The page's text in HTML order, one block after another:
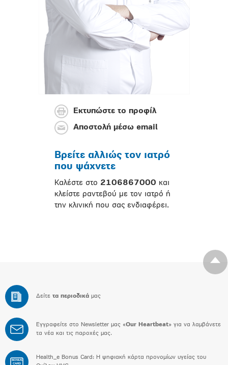
Εκτυπώστε το προφίλ
Αποστολή μέσω email
Βρείτε αλλιώς τον ιατρό
που ψάχνετε
Καλέστε στο 2106867000 και
κλείστε ραντεβού με τον ιατρό ή
την κλινική που σας ενδιαφέρει.
Δείτε τα περιοδικά μας
Εγγραφείτε στο Newsletter μας «Our Heartbeat» για να λαμβάνετε
τα νέα και τις παροχές μας.
BONUS
CARD
Health_e Bonus Card: H ψηφιακή κάρτα προνομίων υγείας του